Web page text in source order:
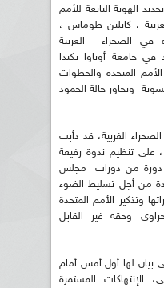
الهوية التابعة للأمم
، كاتلين طوماس ،
في الصحراء الغربية
في جامعة أوتاوا بكندا
المتحدة والخطوات
وتجاوز حالة الجمود
الغربية، قد دأبت
على تنظيم ندوة رفيعة
دورة من دورات مجلس
من أجل تسليط الضوء
وتذكير الأمم المتحدة
وحقه غير القابل
بيان لها أول أمس أمام
المستمرة